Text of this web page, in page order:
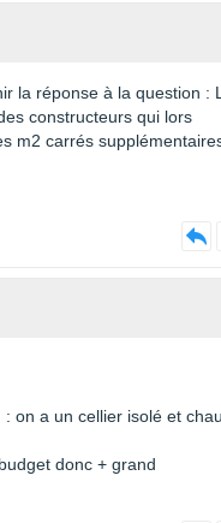
la réponse à la question :
constructeurs qui lors
m2 carrés
on a un cellier isolé et
donc + grand